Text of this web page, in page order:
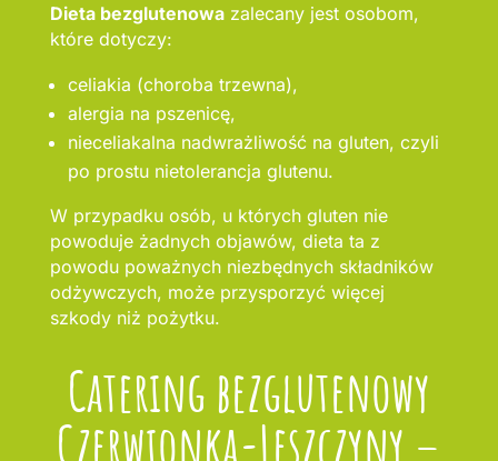
Dieta bezglutenowazalecany jest osobom,
które dotyczy:
celiakia (choroba trzewna),
alergia na pszenicę,
nieceliakalna nadwrażliwość na gluten, czyli
po prostu nietolerancja glutenu.
W przypadku osób, u których gluten nie
powoduje żadnych objawów, dieta ta z
powodu poważnych niezbędnych składników
odżywczych, może przysporzyć więcej
szkody niż pożytku.
Catering bezglutenowy
Czerwionka-Leszczyny –